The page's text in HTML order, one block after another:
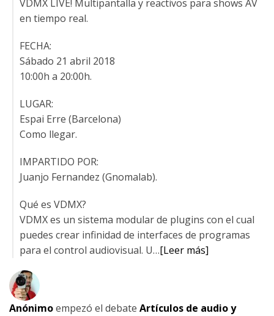
VDMX LIVE! Multipantalla y reactivos para shows AV
en tiempo real.
FECHA:
Sábado 21 abril 2018
10:00h a 20:00h.
LUGAR:
Espai Erre (Barcelona)
Como llegar.
IMPARTIDO POR:
Juanjo Fernandez (Gnomalab).
Qué es VDMX?
VDMX es un sistema modular de plugins con el cual
puedes crear infinidad de interfaces de programas
para el control audiovisual. U…[Leer más]
Anónimoempezó el debate Artículos de audio y